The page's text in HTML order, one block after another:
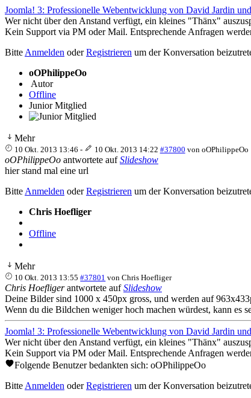
Joomla! 3: Professionelle Webentwicklung von David Jardin
Wer nicht über den Anstand verfügt, ein kleines "Thänx"
Kein Support via PM oder Mail. Entsprechende Anfragen
Bitte Anmelden oderRegistrieren um der Konversation
oOPhilippeOo
Autor
Offline
Junior Mitglied
Mehr
10 Okt. 2013 13:46 - 10 Okt. 2013 14:22 #37800 von oOPhilippeOo
oOPhilippeOo antwortete aufSlideshow
hier stand mal eine url
Bitte Anmelden oderRegistrieren um der Konversation
Chris Hoefliger
Offline
Mehr
10 Okt. 2013 13:55 #37801 vonChris Hoefliger
Chris Hoefligerantwortete aufSlideshow
Deine Bilder sind 1000 x 450px gross, und werden auf
Wenn du die Bildchen weniger hoch machen würdest, kann es
Joomla! 3: Professionelle Webentwicklung von David Jardin
Wer nicht über den Anstand verfügt, ein kleines "Thänx"
Kein Support via PM oder Mail. Entsprechende Anfragen
Folgende Benutzer bedankten sich: oOPhilippeOo
Bitte Anmelden oderRegistrieren um der Konversation